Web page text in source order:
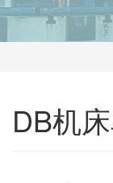
DB机